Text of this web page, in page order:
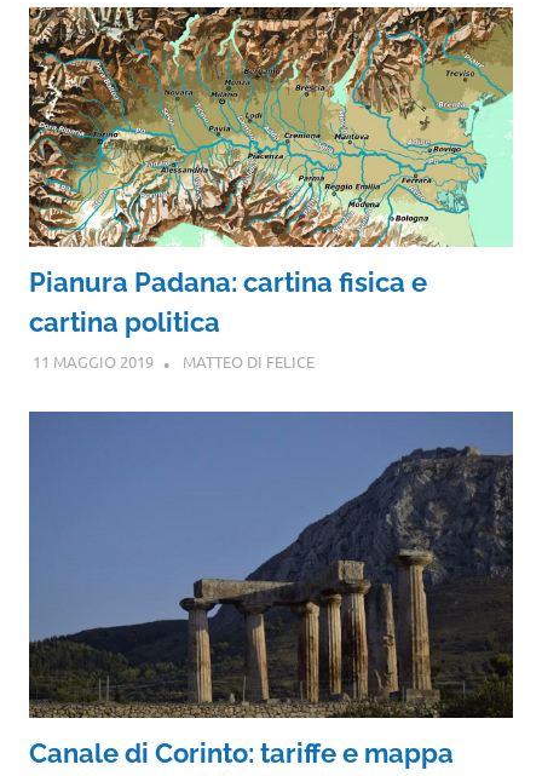
Pianura Padana: cartina fisica e
cartina politica
11 MAGGIO 2019 MATTEO DI FELICE
Canale di Corinto: tariffe e mappa